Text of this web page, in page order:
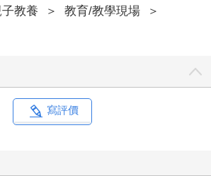
教養 ＞ 教育/教學現場
＞
寫評價